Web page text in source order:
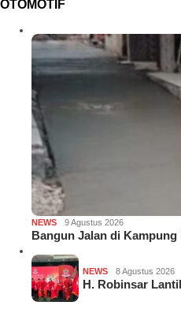
OTOMOTIF
NEWS 9 Agustus 2026
Bangun Jalan di
NEWS 8 Agustus 2026
H. Robinsar